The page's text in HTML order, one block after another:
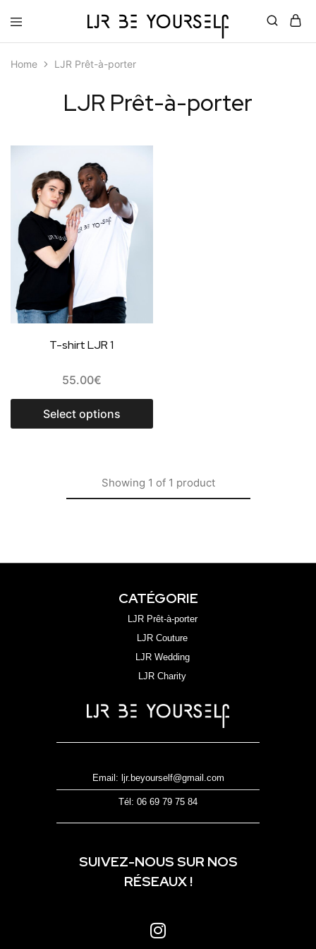
LJR
Be
Home LJR Prêt-à-porter
LJR Prêt-à-porter
T-shirt LJR 1
55.00€
Select options
Showing 1 of 1 product
CATÉGORIE
LJR Prêt-à-porter
LJR Couture
LJR Wedding
LJR Charity
Email: ljr.beyourself@gmail.com
Tél: 06 69 79 75 84
SUIVEZ-NOUS SUR NOS
RÉSEAUX !